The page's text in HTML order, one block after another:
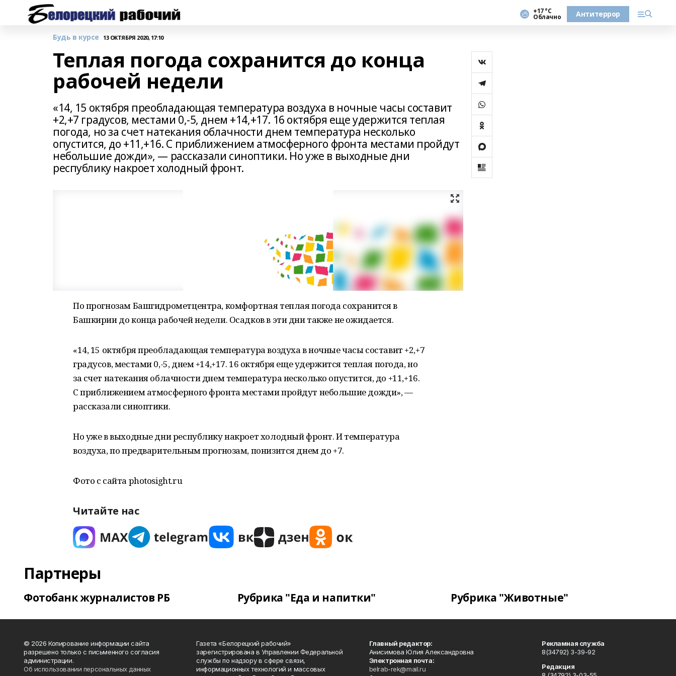
+17 °С
Облачно Антитеррор
Будь в курсе 13 ОКТЯБРЯ 2020, 17:10
Теплая погода сохранится до конца
рабочей недели
«14, 15 октября преобладающая температура воздуха в ночные часы составит
+2,+7 градусов, местами 0,-5, днем +14,+17. 16 октября еще удержится теплая
погода, но за счет натекания облачности днем температура несколько
опустится, до +11,+16. С приближением атмосферного фронта местами пройдут
небольшие дожди», — рассказали синоптики. Но уже в выходные дни
республику накроет холодный фронт.
По прогнозам Башгидрометцентра, комфортная теплая погода сохранится в
Башкирии до конца рабочей недели. Осадков в эти дни также не ожидается.
«14, 15 октября преобладающая температура воздуха в ночные часы составит +2,+7
градусов, местами 0,-5, днем +14,+17. 16 октября еще удержится теплая погода, но
за счет натекания облачности днем температура несколько опустится, до +11,+16.
С приближением атмосферного фронта местами пройдут небольшие дожди», —
рассказали синоптики.
Но уже в выходные дни республику накроет холодный фронт. И температура
воздуха, по предварительным прогнозам, понизится днем до +7.
Фото с сайта photosight.ru
Читайте нас
Партнеры
Фотобанк журналистов РБ Рубрика "Еда и напитки" Рубрика "Животные"
© 2026 Копирование информации сайта
разрешено только с письменного согласия
администрации.
Об использовании персональных данных
Газета «Белорецкий рабочий»
зарегистрирована в Управлении Федеральной
службы по надзору в сфере связи,
информационных технологий и массовых
Главный редактор:
Анисимова Юлия Александровна
Электронная почта:
belrab-rek@mail.ru
Рекламная служба
8(34792) 3-39-92
Редакция